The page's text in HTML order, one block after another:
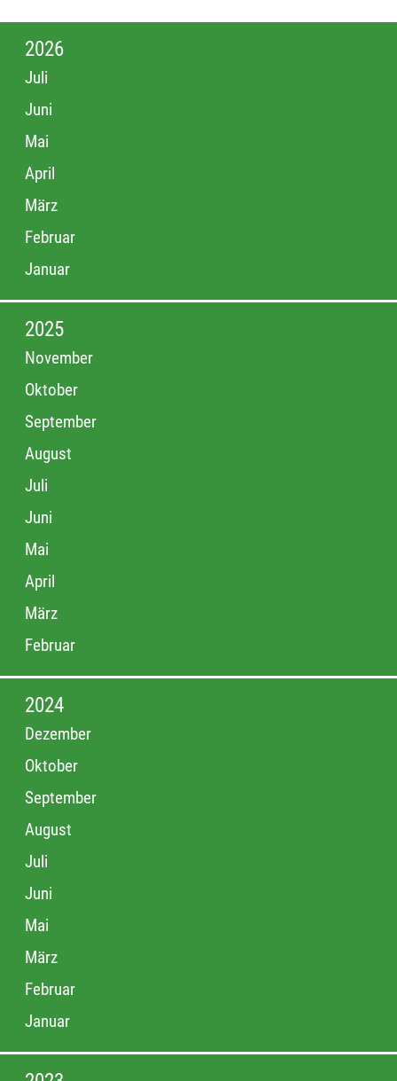
2026
Juli
Juni
Mai
April
März
Februar
Januar
2025
November
Oktober
September
August
Juli
Juni
Mai
April
März
Februar
2024
Dezember
Oktober
September
August
Juli
Juni
Mai
März
Februar
Januar